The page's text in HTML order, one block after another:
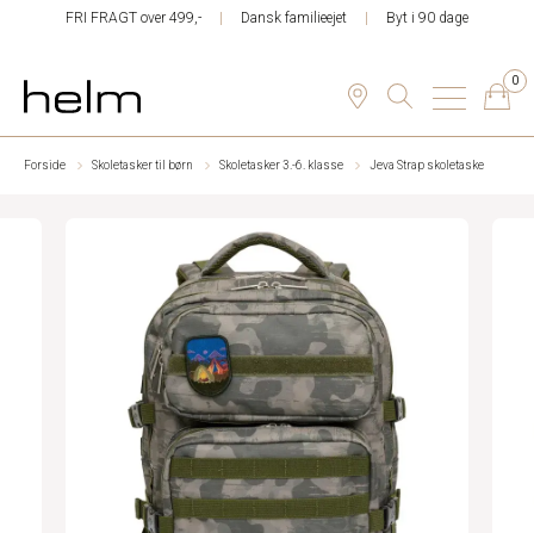
FRI FRAGT over 499,- Dansk familieejet Byt i 90 dage
0
Forside Skoletasker til børn Skoletasker 3.-6. klasse Jeva Strap skoletaske